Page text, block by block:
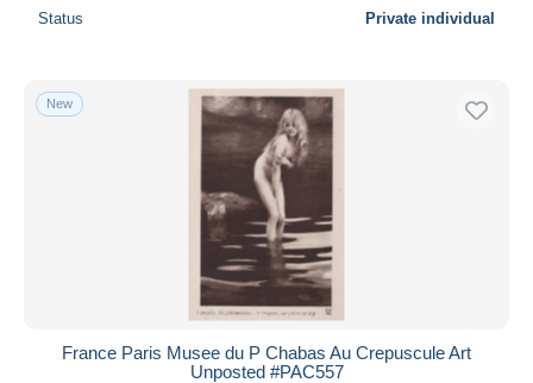
Status Private individual
New
France Paris Musee du P Chabas Au Crepuscule Art
Unposted #PAC557